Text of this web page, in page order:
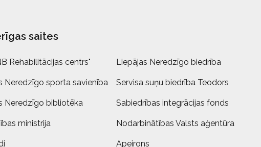
saites
Rehabilitācijas centrs" Liepājas Neredzīgo biedrība
Neredzīgo sporta savienība Servisa suņu biedrība Teodors
Neredzīgo bibliotēka Sabiedrības integrācijas fonds
ministrija Nodarbinātības Valsts aģentūra
Apeirons